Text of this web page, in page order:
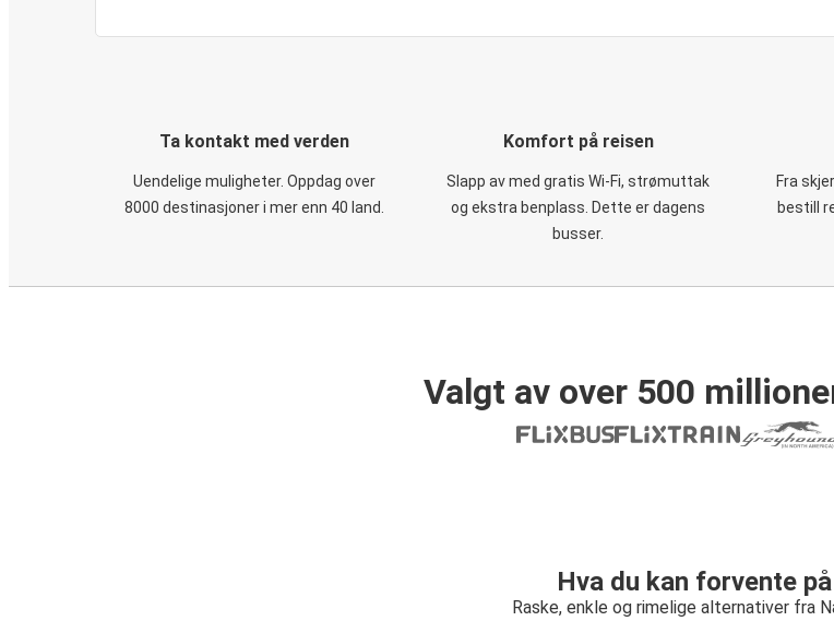
Ta kontakt med verden
Uendelige muligheter. Oppdag over
8000 destinasjoner i mer enn 40 land.
Komfort på reisen
Slapp av med gratis Wi-Fi, strømuttak
og ekstra benplass. Dette er dagens
busser.
Fra
bestill
Valgt av over 500
Hva du kan forvente
Raske, enkle og rimelige alternativer fra